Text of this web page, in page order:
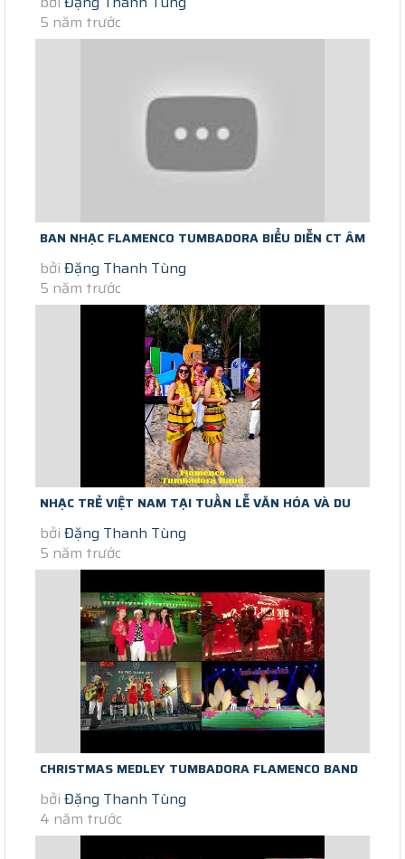
5 năm trước
BAN NHẠC FLAMENCO TUMBADORA BIỂU DIỄN CT ÂM
NHẠC TRÊN BIỂN BẾ MẠC LỄ HỘI...
bởi Đặng Thanh Tùng
5 năm trước
NHẠC TRẺ VIỆT NAM TẠI TUẦN LỄ VĂN HÓA VÀ DU
LỊCH LONG HẢI 2021
bởi Đặng Thanh Tùng
5 năm trước
CHRISTMAS MEDLEY TUMBADORA FLAMENCO BAND
Profile Tumbadora Band Christmas &...
bởi Đặng Thanh Tùng
4 năm trước